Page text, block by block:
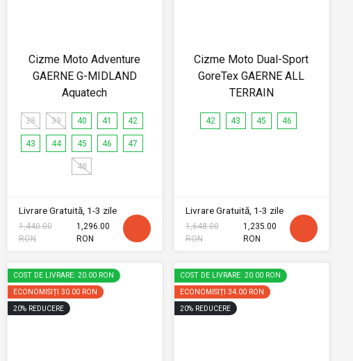
Cizme Moto Adventure
GAERNE G-MIDLAND
Aquatech
38 39 40 41 42
43 44 45 46 47
48
Livrare Gratuită, 1-3 zile
1,440.00
RON
1,296.00
RON
Cizme Moto Dual-Sport
GoreTex GAERNE ALL
TERRAIN
42 43 45 46
Livrare Gratuită, 1-3 zile
1,648.00
RON
1,235.00
RON
COST DE LIVRARE: 20.00 RON
ECONOMISIȚI 30.00 RON
20% REDUCERE
COST DE LIVRARE: 20.00 RON
ECONOMISIȚI 34.00 RON
20% REDUCERE